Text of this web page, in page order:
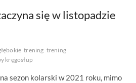
się w listopadzie
trening trening
kręgosłup
sezon kolarski w 2021 roku, mimo